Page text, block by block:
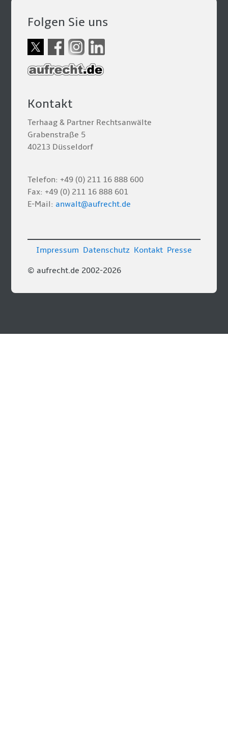
Folgen Sie uns
Kontakt
Terhaag & Partner Rechtsanwälte
Grabenstraße 5
40213 Düsseldorf
Telefon: +49 (0) 211 16 888 600
Fax: +49 (0) 211 16 888 601
E-Mail:anwalt@aufrecht.de
© aufrecht.de 2002-2026
Impressum Datenschutz Kontakt Presse